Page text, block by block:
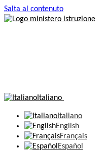
Salta al contenuto
Italiano
Italiano
English
Français
Español